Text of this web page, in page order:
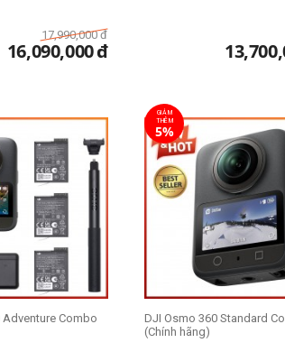
17,990,000 đ
16,090,000đ
Adventure Combo
GIẢM
THÊM
5%
DJI Osmo 360 Standard
(Chính hãng)